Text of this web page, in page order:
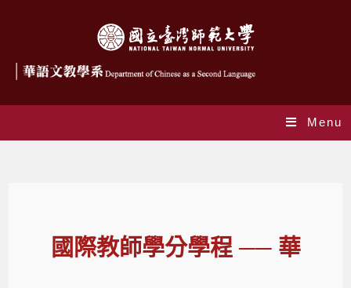
Menu
國際教師學分學程 ── 華